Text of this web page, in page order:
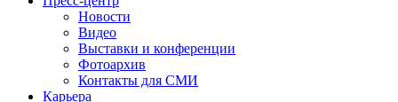
Новости
Видео
Выставки и конференции
Фотоархив
Контакты для СМИ
Карьера